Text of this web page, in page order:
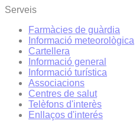
Serveis
Farmàcies de guàrdia
Informació meteorològica
Cartellera
Informació general
Informació turística
Associacions
Centres de salut
Telèfons d'interès
Enllaços d'interés